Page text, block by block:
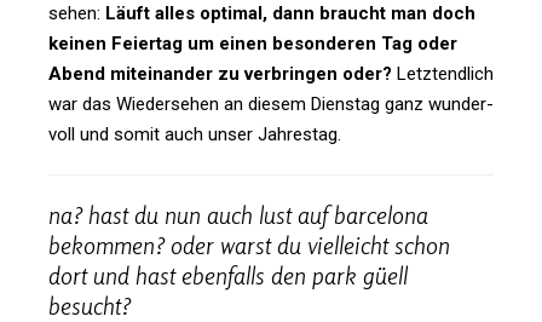
sehen: Läuft alles optimal, dann braucht man doch
keinen Fei­ertag um einen beson­deren Tag oder
Abend mit­ein­ander zu ver­bringen oder? Letzt­end­lich
war das Wie­der­sehen an diesem Dienstag ganz wun­der­
voll und somit auch unser Jahrestag.
na? hast du nun auch lust auf bar­ce­lona
bekommen? oder warst du viel­leicht schon
dort und hast eben­falls den park güell
besucht?